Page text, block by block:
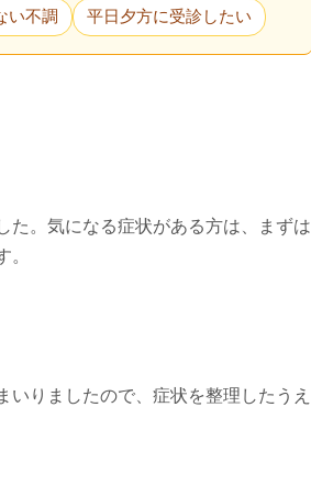
い不調 平日夕方に受診したい
た。気になる症状がある方は、まずは
りましたので、症状を整理したうえ